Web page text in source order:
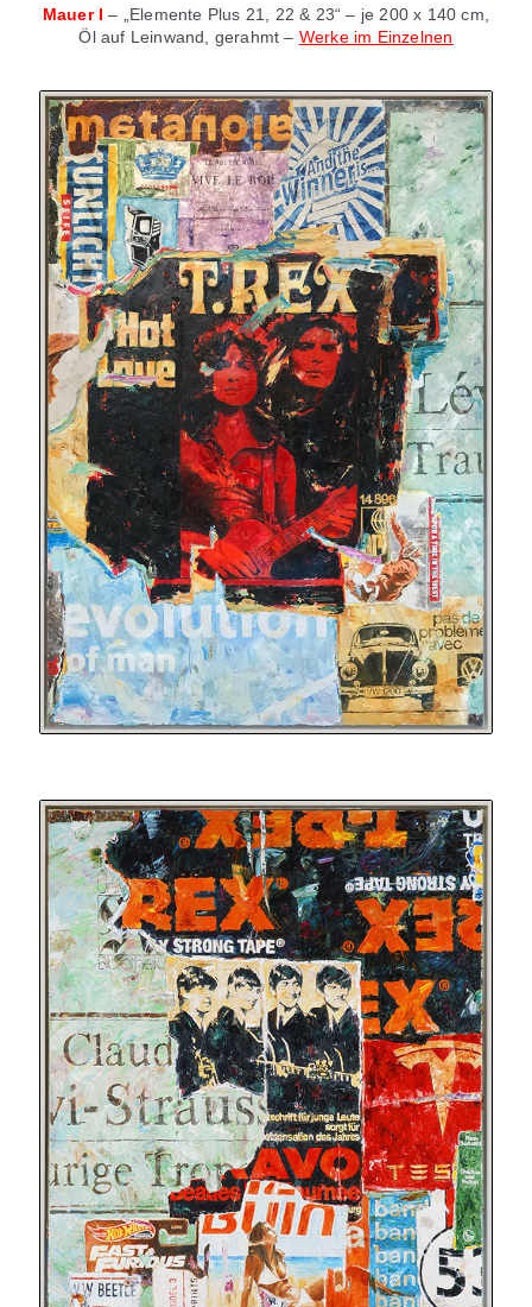
Mauer I – „Elemente Plus 21, 22 & 23“ – je 200 x 140 cm,
Öl auf Leinwand, gerahmt – Werke im Einzelnen